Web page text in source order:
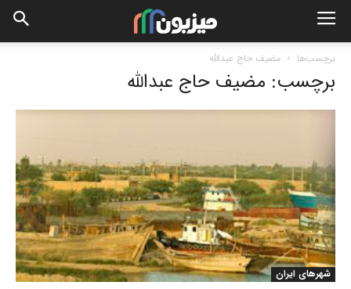
برچسب‌ها مضیف حاج عبدالله
برچسب: مضیف حاج عبدالله
شهرهای ایران